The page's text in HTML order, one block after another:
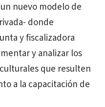
nuevo modelo de
donde
y fiscalizadora
y analizar los
que resulten
a la capacitación de